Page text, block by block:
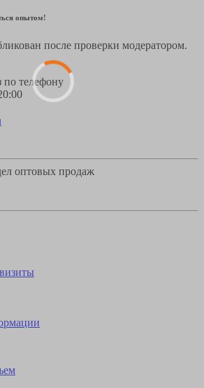
опытом!
после проверки модератором.
по телефону
оптовых продаж